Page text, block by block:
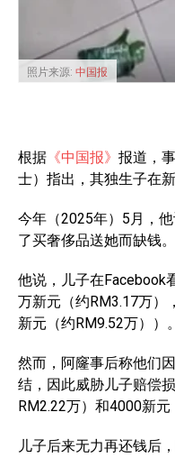
照片来源: 中国报
根据 《中国报》 报道，
士）指出，其独生子在
今年（2025年）5月，
了买奢侈品送她而缺钱。
他说，儿子在Facebook
万新元（约RM3.17万）
新元（约RM9.52万））。
然而，阿窿事后称他们
结，因此威胁儿子赔偿
RM2.22万）和4000新元
儿子后来无力再还钱后